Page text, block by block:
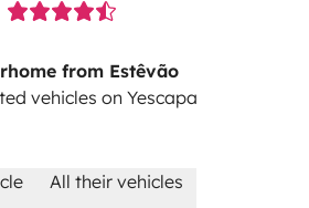
from Estêvão
vehicles on Yescapa
All their vehicles